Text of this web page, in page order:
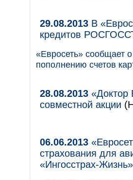
29.08.2013 В
кредитов
«Евросеть» сообщает
пополнению счетов
28.08.2013 «Доктор
совместной акции
06.06.2013
страхования для
«Ингосстрах-Жизнь»